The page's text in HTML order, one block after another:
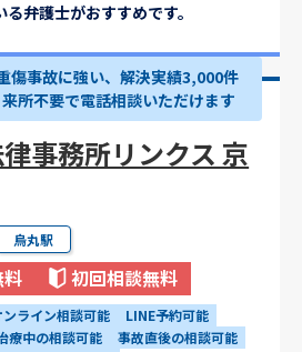
弁護士がおすすめです。
傷事故に強い、解決実績3,000件
所不要で電話相談いただけます
事務所リンクス 京
烏丸駅
初回相談無料
ンライン相談可能
LINE予約可能
療中の相談可能
事故直後の相談可能